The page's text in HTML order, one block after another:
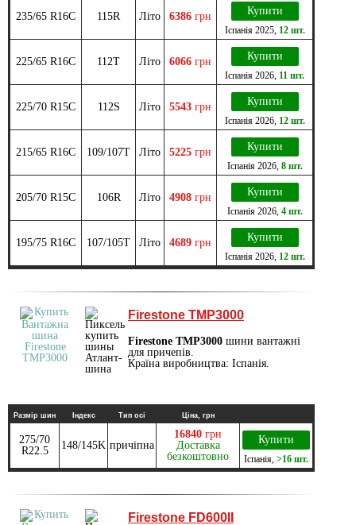
235/65 R16C 115R Літо 6386 грн Купити
Іспанія2025, 12 шт.
225/65 R16C 112T Літо 6066 грн Купити
Іспанія 2026 11 шт.
225/70 R15C 112S Літо 5543 грн Купити
Іспанія2026, 12 шт.
215/65 R16C 109/107T Літо 5225 грн Купити
Іспанія2026, 8 шт.
205/70 R15C 106R Літо 4908 грн Купити
Іспанія2026, 4 шт.
195/75 R16C 107/105T Літо 4689 грн Купити
Іспанія2026, 12 шт.
Firestone TMP3000
Firestone TMP3000 шини вантажні
для причепів.
Країна виробництва: Іспанія.
Размір шин Індекс Тип осі Ціна, грн
275/70
R22.5
148/145K причіпна
16840 грн
Доставка
безкоштовно
Купити
Іспанія >16 шт.
Firestone FD600II